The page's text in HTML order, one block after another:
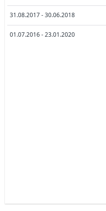
31.08.2017 - 30.06.2018
01.07.2016 - 23.01.2020